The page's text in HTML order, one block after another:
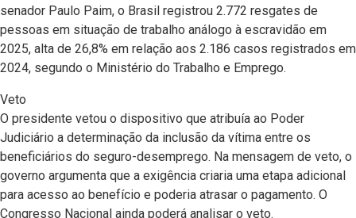
senador Paulo Paim, o Brasil registrou 2.772 resgates de
pessoas em situação de trabalho análogo à escravidão em
2025, alta de 26,8% em relação aos 2.186 casos registrados em
2024, segundo o Ministério do Trabalho e Emprego.
Veto
O presidente vetou o dispositivo que atribuía ao Poder
Judiciário a determinação da inclusão da vítima entre os
beneficiários do seguro-desemprego. Na mensagem de veto, o
governo argumenta que a exigência criaria uma etapa adicional
para acesso ao benefício e poderia atrasar o pagamento. O
Congresso Nacional ainda poderá analisar o veto.